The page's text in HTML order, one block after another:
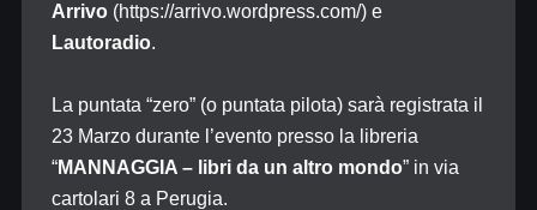
Arrivo(https://arrivo.wordpress.com/) e
Lautoradio.
La puntata “zero” (o puntata pilota) sarà registrata il
23 Marzo durante l’evento presso la libreria
“MANNAGGIA – libri da un altro mondo” in via
cartolari 8 a Perugia.